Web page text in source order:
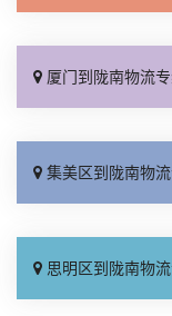
厦门到陇南物流专线_高速快运「上门
集美区到陇南物流专线_准时准点「资质
思明区到陇南物流专线_多年经验「送货